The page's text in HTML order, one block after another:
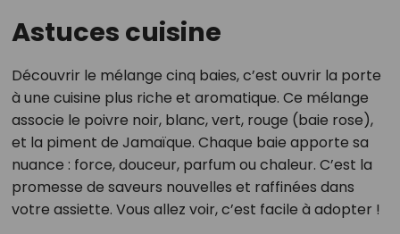
Astuces cuisine
Découvrir le mélange cinq baies, c’est ouvrir la porte
à une cuisine plus riche et aromatique. Ce mélange
associe le poivre noir, blanc, vert, rouge (baie rose),
et la piment de Jamaïque. Chaque baie apporte sa
nuance : force, douceur, parfum ou chaleur. C’est la
promesse de saveurs nouvelles et raffinées dans
votre assiette. Vous allez voir, c’est facile à adopter !